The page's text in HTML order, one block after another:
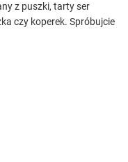
z puszki, tarty ser
czy koperek. Spróbujcie